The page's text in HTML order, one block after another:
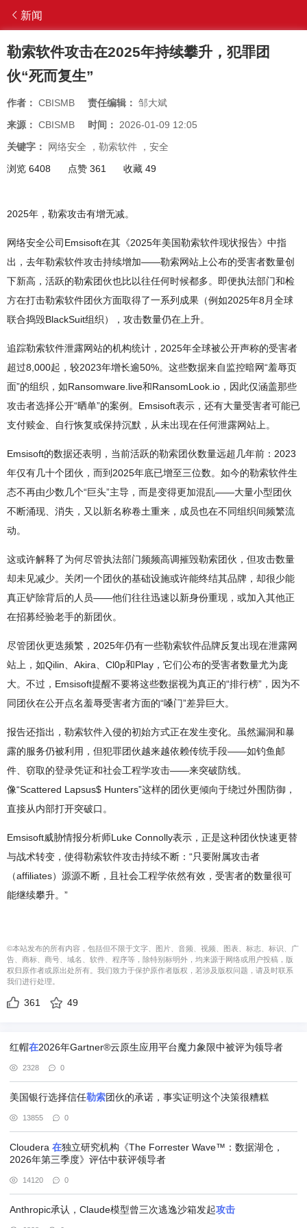
新闻
勒索软件攻击在2025年持续攀升，犯罪团
伙“死而复生”
作者： CBISMB 责任编辑： 邹大斌
来源： CBISMB 时间： 2026-01-09 12:05
关键字：
网络安全 ， 勒索软件 ， 安全
浏览 6408
点赞 361 收藏 49
2025年，勒索攻击有增无减。
网络安全公司Emsisoft在其《2025年美国勒索软件现状报告》中指
出，去年勒索软件攻击持续增加——勒索网站上公布的受害者数量创
下新高，活跃的勒索团伙也比以往任何时候都多。即便执法部门和检
方在打击勒索软件团伙方面取得了一系列成果（例如2025年8月全球
联合捣毁BlackSuit组织），攻击数量仍在上升。
追踪勒索软件泄露网站的机构统计，2025年全球被公开声称的受害者
超过8,000起，较2023年增长逾50%。这些数据来自监控暗网“羞辱页
面”的组织，如Ransomware.live和RansomLook.io，因此仅涵盖那些
攻击者选择公开“晒单”的案例。Emsisoft表示，还有大量受害者可能已
支付赎金、自行恢复或保持沉默，从未出现在任何泄露网站上。
Emsisoft的数据还表明，当前活跃的勒索团伙数量远超几年前：2023
年仅有几十个团伙，而到2025年底已增至三位数。如今的勒索软件生
态不再由少数几个“巨头”主导，而是变得更加混乱——大量小型团伙
不断涌现、消失，又以新名称卷土重来，成员也在不同组织间频繁流
动。
这或许解释了为何尽管执法部门频频高调摧毁勒索团伙，但攻击数量
却未见减少。关闭一个团伙的基础设施或许能终结其品牌，却很少能
真正铲除背后的人员——他们往往迅速以新身份重现，或加入其他正
在招募经验老手的新团伙。
尽管团伙更迭频繁，2025年仍有一些勒索软件品牌反复出现在泄露网
站上，如Qilin、Akira、Cl0p和Play，它们公布的受害者数量尤为庞
大。不过，Emsisoft提醒不要将这些数据视为真正的“排行榜”，因为不
同团伙在公开点名羞辱受害者方面的“嗓门”差异巨大。
报告还指出，勒索软件入侵的初始方式正在发生变化。虽然漏洞和暴
露的服务仍被利用，但犯罪团伙越来越依赖传统手段——如钓鱼邮
件、窃取的登录凭证和社会工程学攻击——来突破防线。
像“Scattered Lapsus$ Hunters”这样的团伙更倾向于绕过外围防御，
直接从内部打开突破口。
Emsisoft威胁情报分析师Luke Connolly表示，正是这种团伙快速更替
与战术转变，使得勒索软件攻击持续不断：“只要附属攻击者
（affiliates）源源不断，且社会工程学依然有效，受害者的数量很可
能继续攀升。”
©本站发布的所有内容，包括但不限于文字、图片、音频、视频、图表、标志、标识、广
告、商标、商号、域名、软件、程序等，除特别标明外，均来源于网络或用户投稿，版
权归原作者或原出处所有。我们致力于保护原作者版权，若涉及版权问题，请及时联系
我们进行处理。
361 49
红帽在2026年Gartner®云原生应用平台魔力象限中被评为领导者
2328 0
美国银行选择信任勒索团伙的承诺，事实证明这个决策很糟糕
13855 0
Cloudera 在独立研究机构《The Forrester Wave™：数据湖仓，
2026年第三季度》评估中获评领导者
14120 0
Anthropic承认，Claude模型曾三次逃逸沙箱发起攻击